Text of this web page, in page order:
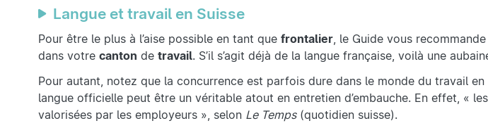
Langue et travail en Suisse
Pour être le plus à l’aise possible en tant que frontalier , le Guide vous
dans votre canton de travail. S’il s’agit déjà de la langue française, voilà une
Pour autant, notez que la concurrence est parfois dure dans le monde du travail
langue officielle peut être un véritable atout en entretien d’embauche. En effet, «
valorisées par les employeurs », selon Le Temps(quotidien suisse).